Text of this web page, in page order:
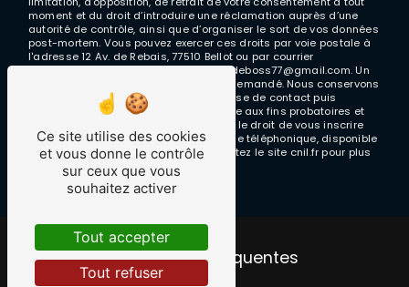
moment et du droit d’introduire une réclamation auprès d’une
autorité de contrôle, ainsi que d’organiser le sort de vos données
post-mortem. Vous pouvez exercer ces droits par voie postale à
l'adresse 12 Av. de Rebais, 77510 Bellot ou par courrier
électronique à l'adresse garageteamdeboss77@gmail.com. Un
justificatif d'identité pourra vous être demandé. Nous conservons
vos données pendant la période de prise de contact puis
pendant la durée de prescription légale aux fins probatoires et
de gestion des contentieux. Vous avez le droit de vous inscrire
sur la liste d'opposition au démarchage téléphonique, disponible
à cette adresse:Bloctel.gouv.fr. Consultez le site cnil.fr pour plus
d’informations sur vos droits.
Recherches fréquentes
Ce site utilise des cookies
et vous donne le contrôle
sur ceux que vous
souhaitez activer
Tout accepter
Tout refuser